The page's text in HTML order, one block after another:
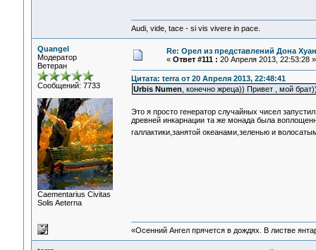
Audi, vide, tace - si vis vivere in pace.
Quangel
Модератор
Ветеран
Сообщений: 7733
Сaementarius Civitas
Solis Aeterna
Re: Орел из представлений Дона
« Ответ #111 : 20 Апреля 2013, 22:53:28 »
Цитата: terra от 20 Апреля 2013, 22:48:41
Urbis Numen , конечно жреца)) Привет , мой
Это я просто генератор случайных чисел
древней инкарнации та же монада была
галлактики,занятой океанами,зеленью и
«Осенний Ангел прячется в дождях. В листве